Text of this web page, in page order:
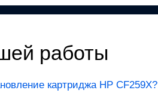
работы
картриджа HP CF259X?